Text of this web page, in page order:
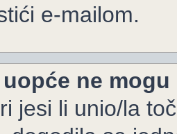
e-mailom.
uopće ne
jesi li unio/la